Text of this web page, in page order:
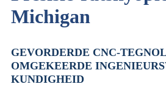
Michigan
GEVORDERDE CNC-
OMGEKEERDE
KUNDIGHEID